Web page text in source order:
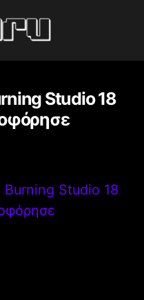
Studio 18
Burning Studio 18